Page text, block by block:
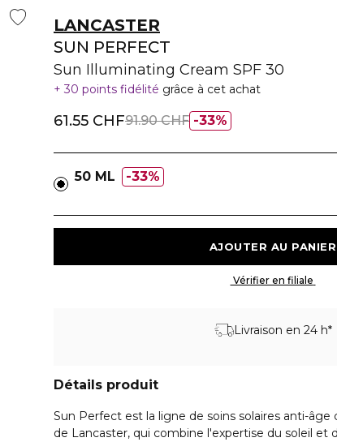
LANCASTER
SUN PERFECT
Sun Illuminating Cream SPF 30
30 points fidélité grâce à cet achat
33%
61.55 CHF91.90 CHF
50 ML 33%
Livraison en 24 h*
Détails produit
Sun Perfect est la ligne de soins solaires anti-âge
de Lancaster, qui combine l'expertise du soleil et